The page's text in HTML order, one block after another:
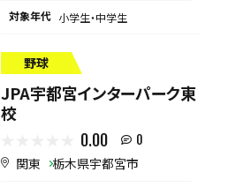
対象年代 小学生・中学生
野球
JPA宇都宮インターパーク東
校
0.00 0
関東 栃木県宇都宮市